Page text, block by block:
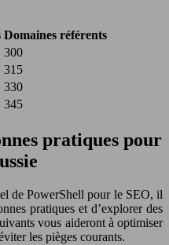
Domaines référents
300
315
330
345
pratiques pour
de PowerShell pour le SEO, il
pratiques et d’explorer des
vous aideront à optimiser
les pièges courants.